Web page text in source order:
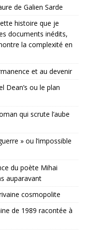
de Galien Sarde
histoire que je
documents inédits,
la complexité en
et au devenir
Dean’s ou le plan
qui scrute l’aube
» ou l’impossible
du poète Mihai
auparavant
cosmopolite
de 1989 racontée à